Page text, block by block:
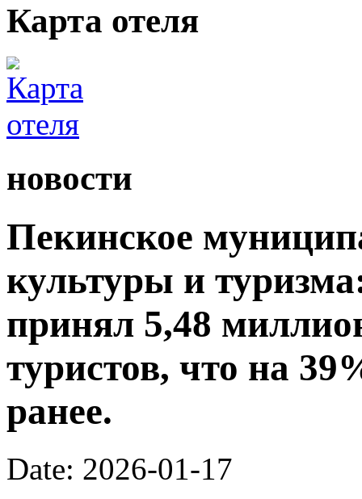
Карта отеля
новости
Пекинское
культуры и
принял 5,48
туристов, что на
ранее.
Date: 2026-01-17